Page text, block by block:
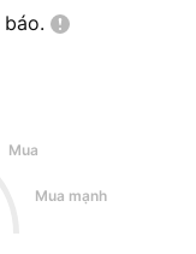
báo.
Mua
Mua mạnh